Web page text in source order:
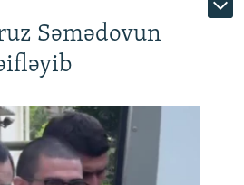
Səmədovun